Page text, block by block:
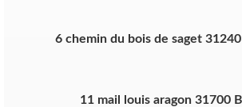
6 chemin du bois de saget
11 mail louis aragon 31700